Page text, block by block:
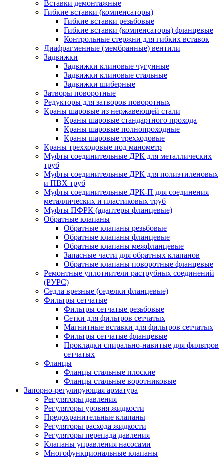
Вставки демонтажные
Гибкие вставки (компенсаторы)
Гибкие вставки резьбовые
Гибкие вставки (компенсаторы) фланцевые
Контрольные стержни для гибких вставок
Диафрагменные (мембранные) вентили
Задвижки
Задвижки клиновые чугунные
Задвижки клиновые стальные
Задвижки шиберные
Затворы поворотные
Редукторы для затворов поворотных
Краны шаровые из нержавеющей стали
Краны шаровые стандартного прохода
Краны шаровые полнопроходные
Краны шаровые трехходовые
Краны трехходовые под манометр
Муфты соединительные ДРК для металлических
труб
Муфты соединительные ДРК для полиэтиленовых
и ПВХ труб
Муфты соединительные ДРК-П для соединения
металлических и пластиковых труб
Муфты ПФРК (адаптеры фланцевые)
Обратные клапаны
Обратные клапаны резьбовые
Обратные клапаны фланцевые
Обратные клапаны межфланцевые
Запасные части для обратных клапанов
Обратные клапаны поворотные фланцевые
Ремонтные уплотнители раструбных соединений
(РУРС)
Седла врезные (седелки фланцевые)
Фильтры сетчатые
Фильтры сетчатые резьбовые
Сетки для фильтров сетчатых
Магнитные вставки для фильтров сетчатых
Фильтры сетчатые фланцевые
Прокладки спирально-навитые для фильтров
сетчатых
Фланцы
Фланцы стальные плоские
Фланцы стальные воротниковые
Запорно-регулирующая арматура
Регуляторы давления
Регуляторы уровня жидкости
Предохранительные клапаны
Регуляторы расхода жидкости
Регуляторы перепада давления
Клапаны управления насосами
Многофункциональные клапаны